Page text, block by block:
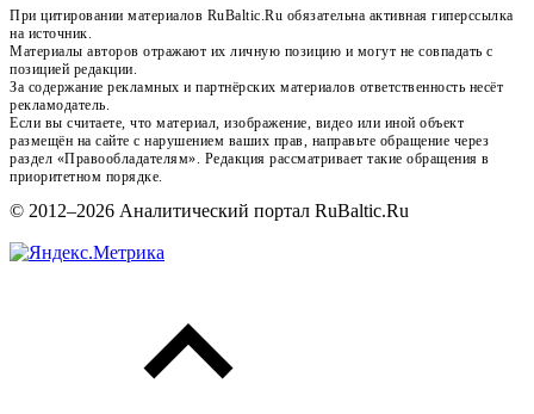
При цитировании материалов RuBaltic.Ru обязательна активная гиперссылка
на источник.
Материалы авторов отражают их личную позицию и могут не совпадать с
позицией редакции.
За содержание рекламных и партнёрских материалов ответственность несёт
рекламодатель.
Если вы считаете, что материал, изображение, видео или иной объект
размещён на сайте с нарушением ваших прав, направьте обращение через
раздел «Правообладателям». Редакция рассматривает такие обращения в
приоритетном порядке.
© 2012–2026 Аналитический портал RuBaltic.Ru